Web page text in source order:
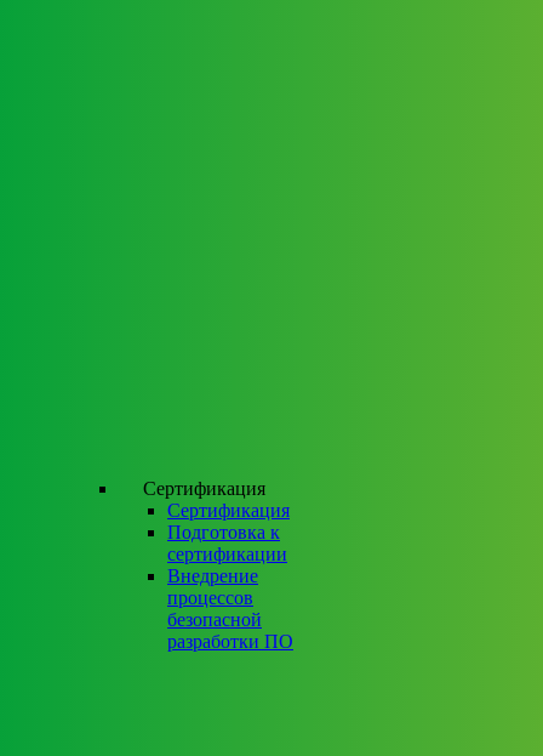
Сертификация
Сертификация
Подготовка к
сертификации
Внедрение
процессов
безопасной
разработки ПО